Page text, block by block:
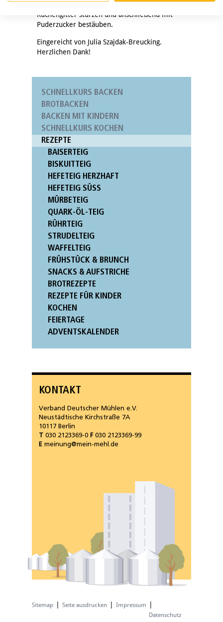
SCHNELLKURS BACKEN
BROTBACKEN
BACKEN MIT KINDERN
SCHNELLKURS KOCHEN
REZEPTE
BAISERTEIG
BISKUITTEIG
HEFETEIG HERZHAFT
HEFETEIG SÜSS
MÜRBETEIG
QUARK-ÖL-TEIG
RÜHRTEIG
STRUDELTEIG
WAFFELTEIG
FRÜHSTÜCK & BRUNCH
SNACKS & AUFSTRICHE
BROTREZEPTE
REZEPTE FÜR KINDER
KOCHEN
FEIERTAGE
ADVENTSKALENDER
ruhen lassen, danach zum Auskühlen auf ein
Kuchengitter stürzen und anschließend mit
Puderzucker bestäuben.
Eingereicht von Julia Szajdak-Breucking.
Herzlichen Dank!
KONTAKT
Verband Deutscher Mühlen e.V.
Neustädtische Kirchstraße 7A
10117 Berlin
T 030 2123369-0 F030 2123369-99
E meinung@mein-mehl.de
Sitemap Seite ausdrucken Impressum
Datenschutz